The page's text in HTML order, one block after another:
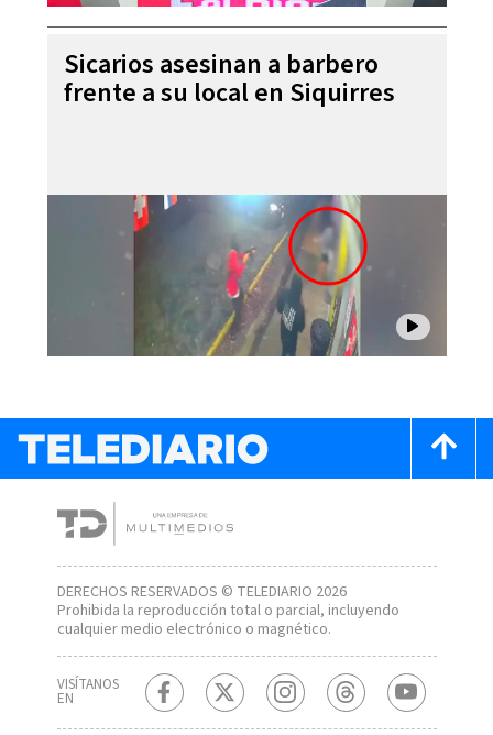
Sicarios asesinan a barbero
frente a su local en Siquirres
DERECHOS RESERVADOS © TELEDIARIO 2026
Prohibida la reproducción total o parcial, incluyendo
cualquier medio electrónico o magnético.
VISÍTANOS
EN